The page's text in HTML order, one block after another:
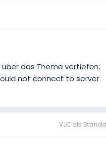
das Thema vertiefen:
not connect to server
VLC als